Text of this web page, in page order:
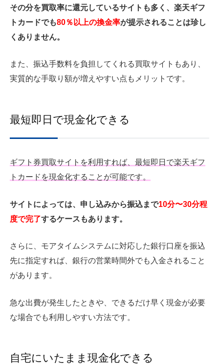
その分を買取率に還元しているサイトも多く、楽天ギフ
トカードでも80％以上の換金率が提示されることは珍し
くありません。
また、振込手数料を負担してくれる買取サイトもあり、
実質的な手取り額が増えやすい点もメリットです。
最短即日で現金化できる
ギフト券買取サイトを利用すれば、最短即日で楽天ギフ
トカードを現金化することが可能です。
サイトによっては、申し込みから振込まで10分〜30分程
度で完了するケースもあります。
さらに、モアタイムシステムに対応した銀行口座を振込
先に指定すれば、銀行の営業時間外でも入金されること
があります。
急な出費が発生したときや、できるだけ早く現金が必要
な場合でも利用しやすい方法です。
自宅にいたまま現金化できる